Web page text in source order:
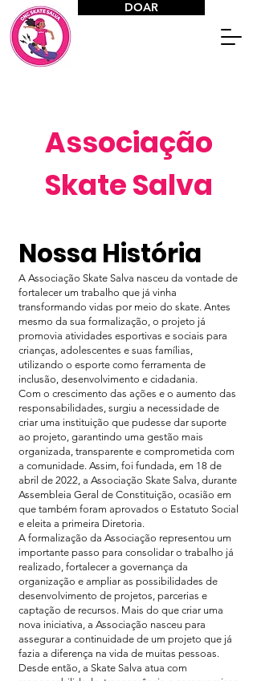
DOAR
Associação
Skate Salva
Nossa História
A Associação Skate Salva nasceu da vontade de
fortalecer um trabalho que já vinha
transformando vidas por meio do skate. Antes
mesmo da sua formalização, o projeto já
promovia atividades esportivas e sociais para
crianças, adolescentes e suas famílias,
utilizando o esporte como ferramenta de
inclusão, desenvolvimento e cidadania.
Com o crescimento das ações e o aumento das
responsabilidades, surgiu a necessidade de
criar uma instituição que pudesse dar suporte
ao projeto, garantindo uma gestão mais
organizada, transparente e comprometida com
a comunidade. Assim, foi fundada, em 18 de
abril de 2022, a Associação Skate Salva, durante
Assembleia Geral de Constituição, ocasião em
que também foram aprovados o Estatuto Social
e eleita a primeira Diretoria.
A formalização da Associação representou um
importante passo para consolidar o trabalho já
realizado, fortalecer a governança da
organização e ampliar as possibilidades de
desenvolvimento de projetos, parcerias e
captação de recursos. Mais do que criar uma
nova iniciativa, a Associação nasceu para
assegurar a continuidade de um projeto que já
fazia a diferença na vida de muitas pessoas.
Desde então, a Skate Salva atua com